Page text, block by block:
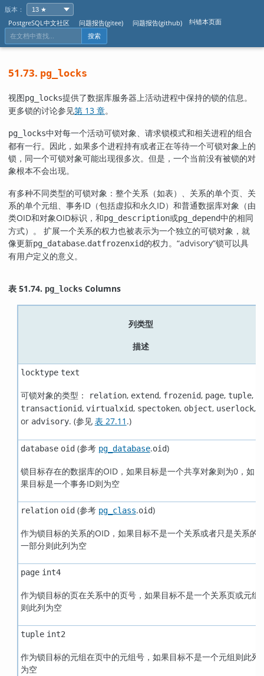
版本：
PostgreSQL中文社区
问题报告(gitee) 问题报告(github) 纠错本页面
搜索
51.73. pg_locks
视图pg_locks提供了数据库服务器上活动进程中保持的锁的信息。
更多锁的讨论参见第 13 章。
pg_locks中对每一个活动可锁对象、请求锁模式和相关进程的组合
都有一行。因此，如果多个进程持有或者正在等待一个可锁对象上的
锁，同一个可锁对象可能出现很多次。但是，一个当前没有被锁的对
象根本不会出现。
有多种不同类型的可锁对象：整个关系（如表）、关系的单个页、关
系的单个元组、事务ID（包括虚拟和永久ID）和普通数据库对象（由
类OID和对象OID标识，和pg_description或pg_depend中的相同
方式）。 扩展一个关系的权力也被表示为一个独立的可锁对象，就
像更新pg_database.datfrozenxid的权力。 “advisory”锁可以具
有用户定义的意义。
表 51.74. pg_locks Columns
列类型
描述
locktype text
可锁对象的类型： relation, extend, frozenid, page, tuple,
transactionid, virtualxid, spectoken, object, userlock,
or advisory. (参见 表 27.11 .)
database oid(参考 pg_database.oid)
锁目标存在的数据库的OID，如果目标是一个共享对象则为0，如
果目标是一个事务ID则为空
relation oid(参考 pg_class.oid)
作为锁目标的关系的OID，如果目标不是一个关系或者只是关系的
一部分则此列为空
page int4
作为锁目标的页在关系中的页号，如果目标不是一个关系页或元组
则此列为空
tuple int2
作为锁目标的元组在页中的元组号，如果目标不是一个元组则此列
为空